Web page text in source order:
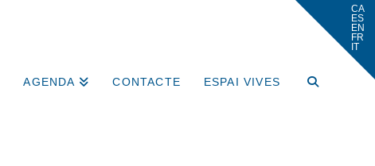
AGENDA CONTACTE ESPAI VIVES